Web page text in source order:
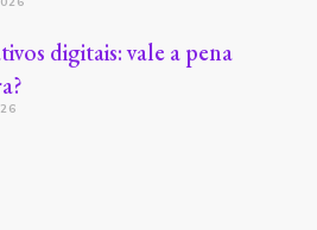
digitais: vale a pena